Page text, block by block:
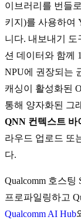
이브러리를 번들
키지)를 사용하여
니다. 내보내기 도
션 데이터와 함께
NPU에 권장되는
캐싱이 활성화된
통해 양자화된 그
QNN 컨텍스트 바
라우드 업로드 또
다.
Qualcomm 호스팅
프로파일링하고
Qualcomm AI Hub